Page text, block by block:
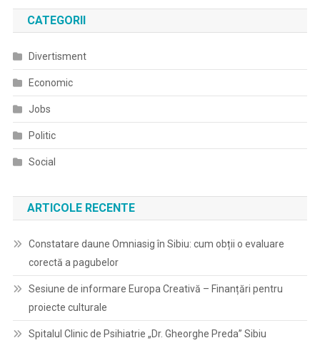
CATEGORII
Divertisment
Economic
Jobs
Politic
Social
ARTICOLE RECENTE
Constatare daune Omniasig în Sibiu: cum obții o evaluare
corectă a pagubelor
Sesiune de informare Europa Creativă – Finanțări pentru
proiecte culturale
Spitalul Clinic de Psihiatrie „Dr. Gheorghe Preda” Sibiu